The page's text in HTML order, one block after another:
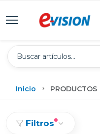
Inicio PRODUCTOS
Filtros